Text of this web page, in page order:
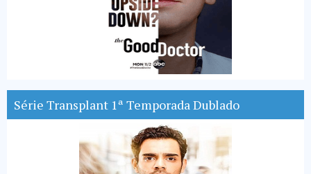
Série Transplant 1ª Temporada Dublado